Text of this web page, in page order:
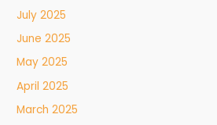
July 2025
June 2025
May 2025
April 2025
March 2025